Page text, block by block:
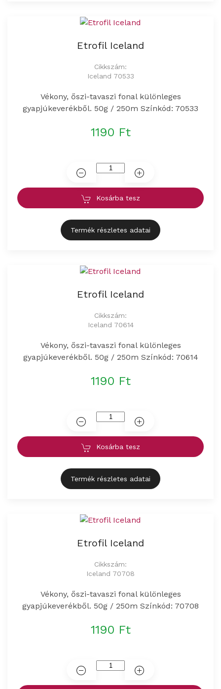
Etrofil Iceland
Cikkszám:
Iceland 70533
Vékony, őszi-tavaszi fonal különleges
gyapjúkeverékből. 50g / 250m Színkód: 70533
1190 Ft
Kosárba tesz
Termék részletes adatai
Etrofil Iceland
Cikkszám:
Iceland 70614
Vékony, őszi-tavaszi fonal különleges
gyapjúkeverékből. 50g / 250m Színkód: 70614
1190 Ft
Kosárba tesz
Termék részletes adatai
Etrofil Iceland
Cikkszám:
Iceland 70708
Vékony, őszi-tavaszi fonal különleges
gyapjúkeverékből. 50g / 250m Színkód: 70708
1190 Ft